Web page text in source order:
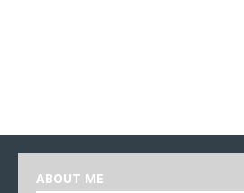
ABOUT ME